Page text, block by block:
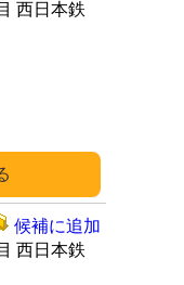
西日本鉄
西日本鉄
候補に追加